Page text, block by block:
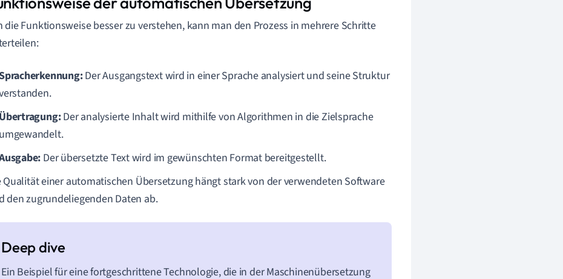
die Funktionsweise besser zu verstehen, kann man den Prozess in mehrere Schritte
Der Ausgangstext wird in einer Sprache analysiert und seine Struktur
Übertragung:Der analysierte Inhalt wird mithilfe von Algorithmen in die Zielsprache
umgewandelt.
Der übersetzte Text wird im gewünschten Format bereitgestellt.
Qualität einer automatischen Übersetzung hängt stark von der verwendeten Software
den zugrundeliegenden Daten ab.
Ein Beispiel für eine fortgeschrittene Technologie, die in der Maschinenübersetzung